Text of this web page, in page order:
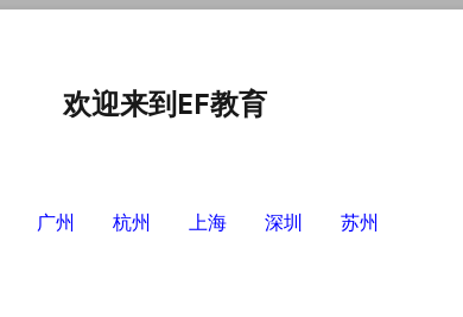
欢迎来到EF教育
广州 杭州 上海 深圳 苏州